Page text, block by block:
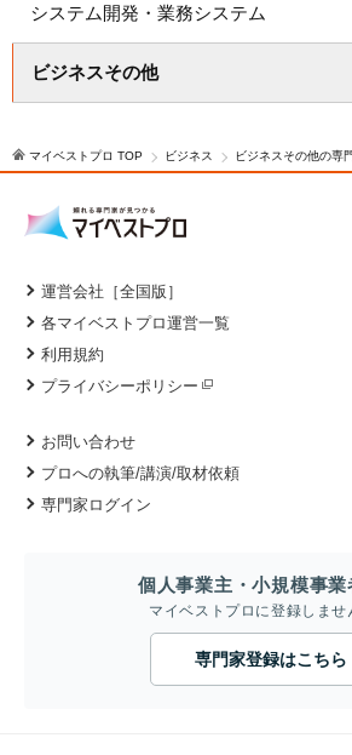
システム開発・業務システム
ビジネスその他
マイベストプロ TOP ビジネス ビジネスその他の専
運営会社［全国版］
各マイベストプロ運営一覧
利用規約
プライバシーポリシー
お問い合わせ
プロへの執筆/講演/取材依頼
専門家ログイン
個人事業主・小規模事業
マイベストプロに登録しませ
専門家登録はこちら